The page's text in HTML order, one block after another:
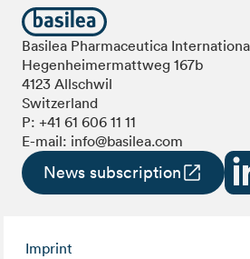
Basilea Pharmaceutica
Hegenheimermattweg 167b
4123 Allschwil
Switzerland
P: +41 61 606 11 11
E-mail: info@basilea.com
News subscription
Imprint